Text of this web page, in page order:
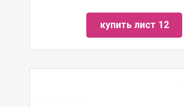
купить лист 12